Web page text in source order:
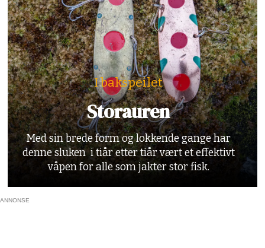
I bakspeilet
Storauren
Med sin brede form og lokkende gange har
denne sluken i tiår etter tiår vært et effektivt
våpen for alle som jakter stor fisk.
ANNONSE